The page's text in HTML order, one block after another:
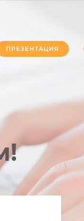
ПРЕЗЕНТАЦИЯ